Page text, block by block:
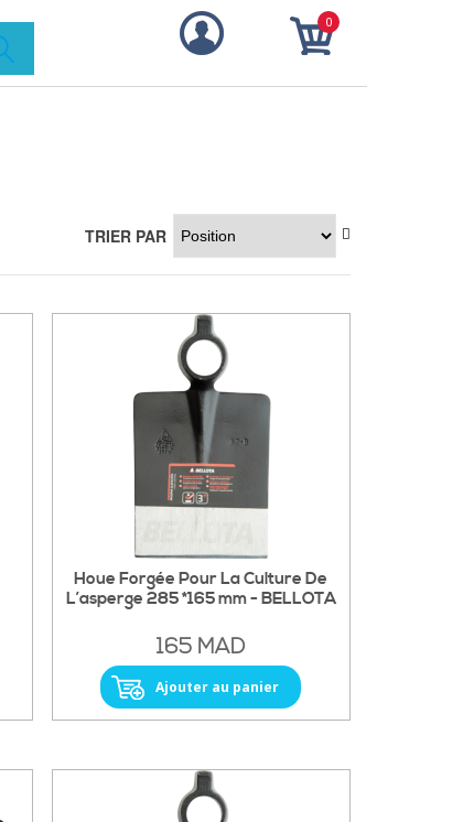
0
TRIER PAR
Houe Forgée Pour La Culture De
L’asperge 285 *165 mm - BELLOTA
165 MAD
Ajouter au panier